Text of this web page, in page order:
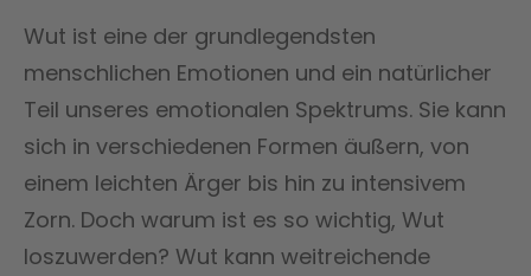
Wut ist eine der grundlegendsten
menschlichen Emotionen und ein natürlicher
Teil unseres emotionalen Spektrums. Sie kann
sich in verschiedenen Formen äußern, von
einem leichten Ärger bis hin zu intensivem
Zorn. Doch warum ist es so wichtig, Wut
loszuwerden? Wut kann weitreichende